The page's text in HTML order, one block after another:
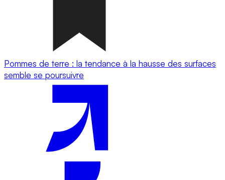
Pommes de terre : la tendance à la hausse des surfaces
semble se poursuivre